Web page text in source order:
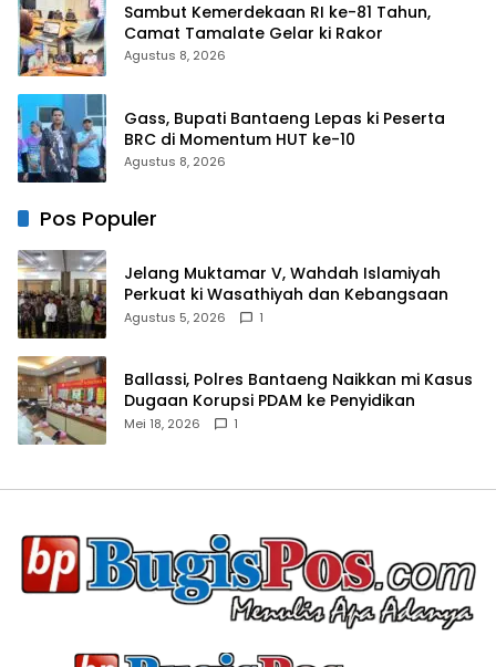
Sambut Kemerdekaan RI ke-81 Tahun,
Camat Tamalate Gelar ki Rakor
Agustus 8, 2026
Gass, Bupati Bantaeng Lepas ki Peserta
BRC di Momentum HUT ke-10
Agustus 8, 2026
Pos Populer
Jelang Muktamar V, Wahdah Islamiyah
Perkuat ki Wasathiyah dan Kebangsaan
Agustus 5, 2026 1
Ballassi, Polres Bantaeng Naikkan mi Kasus
Dugaan Korupsi PDAM ke Penyidikan
Mei 18, 2026 1